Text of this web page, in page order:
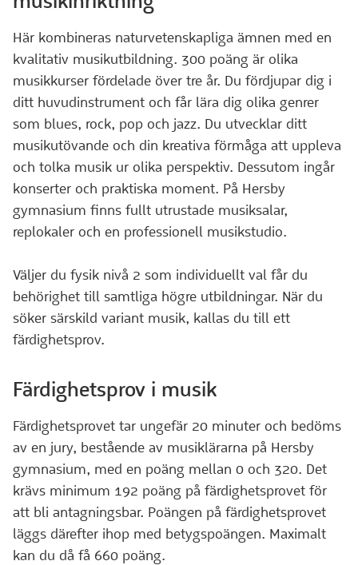
Här kombineras naturvetenskapliga ämnen med en
kvalitativ musikutbildning. 300 poäng är olika
musikkurser fördelade över tre år. Du fördjupar dig i
ditt huvudinstrument och får lära dig olika genrer
som blues, rock, pop och jazz. Du utvecklar ditt
musikutövande och din kreativa förmåga att uppleva
och tolka musik ur olika perspektiv. Dessutom ingår
konserter och praktiska moment. På Hersby
gymnasium finns fullt utrustade musiksalar,
replokaler och en professionell musikstudio.
Väljer du fysik nivå 2 som individuellt val får du
behörighet till samtliga högre utbildningar. När du
söker särskild variant musik, kallas du till ett
färdighetsprov.
Färdighetsprov i musik
Färdighetsprovet tar ungefär 20 minuter och bedöms
av en jury, bestående av musiklärarna på Hersby
gymnasium, med en poäng mellan 0 och 320. Det
krävs minimum 192 poäng på färdighetsprovet för
att bli antagningsbar. Poängen på färdighetsprovet
läggs därefter ihop med betygspoängen. Maximalt
kan du då få 660 poäng.